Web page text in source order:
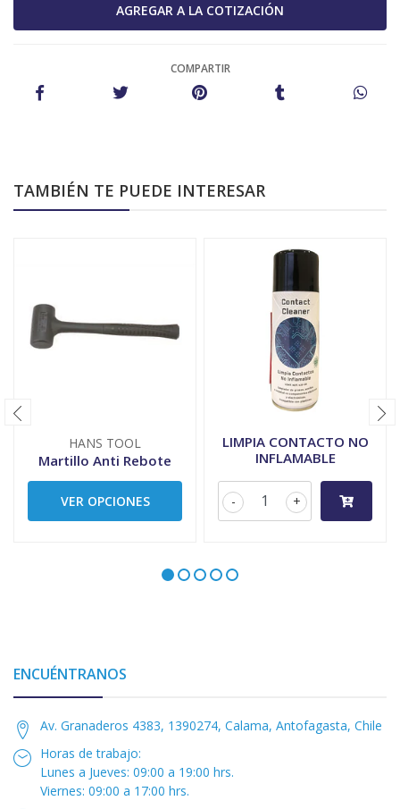
COMPARTIR
TAMBIÉN TE PUEDE INTERESAR
HANS TOOL
Martillo Anti Rebote
VER OPCIONES
LIMPIA CONTACTO NO
INFLAMABLE
+
-
ENCUÉNTRANOS
Av. Granaderos 4383, 1390274, Calama, Antofagasta, Chile
Horas de trabajo:
Lunes a Jueves: 09:00 a 19:00 hrs.
Viernes: 09:00 a 17:00 hrs.